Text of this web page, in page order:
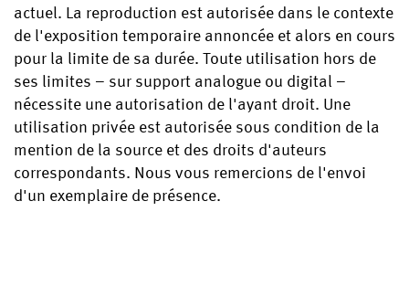
actuel. La reproduction est autorisée dans le contexte
de l'exposition temporaire annoncée et alors en cours
pour la limite de sa durée. Toute utilisation hors de
ses limites – sur support analogue ou digital –
nécessite une autorisation de l'ayant droit. Une
utilisation privée est autorisée sous condition de la
mention de la source et des droits d'auteurs
correspondants. Nous vous remercions de l'envoi
d'un exemplaire de présence.
Teddy –
Les anges de Noël,
entre battement d’ailes
Les briques de
JOIE ET PAILLETTES
D’AVANT NOËL -
Poupées, peluches et
précurseuses - Les
Un monde animé –